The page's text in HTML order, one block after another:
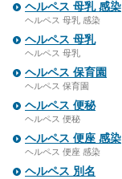
ヘルペス 母乳 感染
ヘルペス 母乳 感染
ヘルペス 母乳
ヘルペス 母乳
ヘルペス 保育園
ヘルペス 保育園
ヘルペス 便秘
ヘルペス 便秘
ヘルペス 便座 感染
ヘルペス 便座 感染
ヘルペス 別名